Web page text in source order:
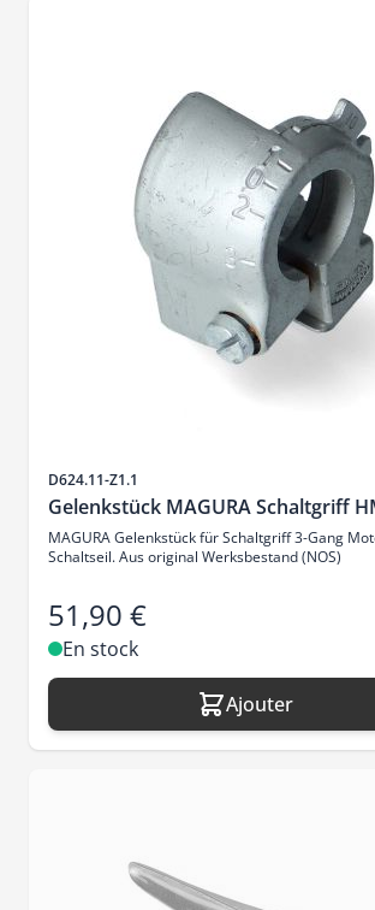
SKU
D624.11-Z1.1
Gelenkstück MAGURA Schaltgriff
MAGURA Gelenkstück für Schaltgriff 3-Gang
Schaltseil. Aus original Werksbestand (NOS)
51,90 €
En stock
Ajouter